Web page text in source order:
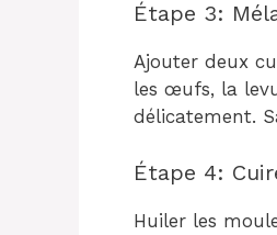
Étape 3:
Ajouter deux
les œufs, la
délicatement.
Étape 4:
Huiler les